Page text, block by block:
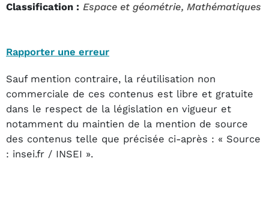
Classification : Espace et géométrie, Mathématiques
Rapporter une erreur
Sauf mention contraire, la réutilisation non
commerciale de ces contenus est libre et gratuite
dans le respect de la législation en vigueur et
notamment du maintien de la mention de source
des contenus telle que précisée ci-après : « Source
: insei.fr / INSEI ».